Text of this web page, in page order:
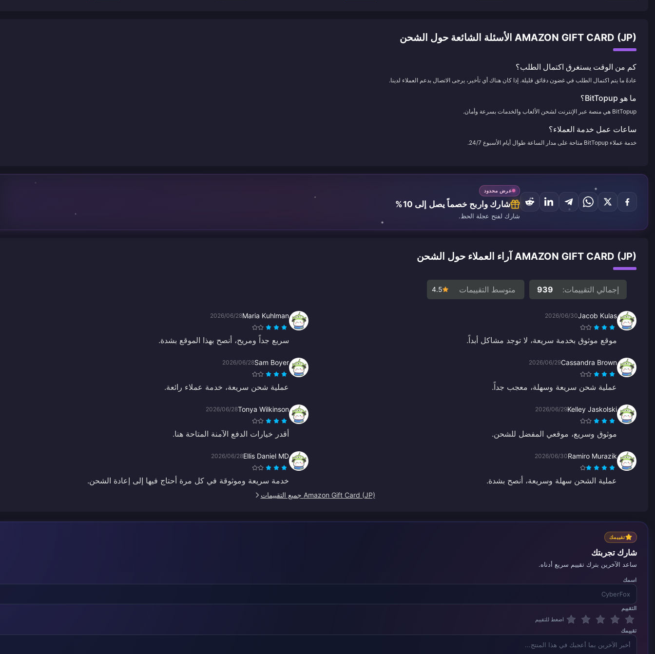
AMAZON GIFT CARD (JP) الأسئلة الشائعة حول الشحن
كم من الوقت يستغرق اكتمال الطلب؟
عادةً ما يتم اكتمال الطلب في غضون دقائق قليلة. إذا كان هناك أي تأخير، يرجى الاتصال بدعم العملاء لدينا.
ما هو BitTopup؟
BitTopup هي منصة عبر الإنترنت لشحن الألعاب والخدمات بسرعة وأمان.
ساعات عمل خدمة العملاء؟
خدمة عملاء BitTopup متاحة على مدار الساعة طوال أيام الأسبوع 24/7.
عرض محدود
شارك واربح خصماً يصل إلى 10%
شارك لفتح عجلة الحظ.
AMAZON GIFT CARD (JP) آراء العملاء حول الشحن
إجمالي التقييمات: 939 متوسط التقييمات 4.5
Jacob Kulas
2026/06/30
موقع موثوق بخدمة سريعة، لا توجد مشاكل أبداً.
Maria Kuhlman
2026/06/28
سريع جداً ومريح، أنصح بهذا الموقع بشدة.
Cassandra Brown
2026/06/29
عملية شحن سريعة وسهلة، معجب جداً.
Sam Boyer
2026/06/28
عملية شحن سريعة، خدمة عملاء رائعة.
Kelley Jaskolski
2026/06/29
موثوق وسريع، موقعي المفضل للشحن.
Tonya Wilkinson
2026/06/28
أقدر خيارات الدفع الآمنة المتاحة هنا.
Ramiro Murazik
2026/06/30
عملية الشحن سهلة وسريعة، أنصح بشدة.
Ellis Daniel MD
2026/06/28
خدمة سريعة وموثوقة في كل مرة أحتاج فيها إلى إعادة الشحن.
Amazon Gift Card (JP) جميع التقييمات
تقييمك
شارك تجربتك
ساعد الآخرين بترك تقييم سريع أدناه.
اسمك
التقييم
اضغط للتقييم
تقييمك